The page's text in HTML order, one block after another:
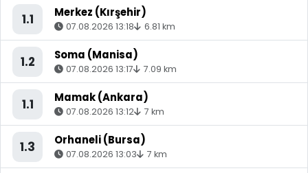
1.1 Merkez (Kırşehir)
07.08.2026 13:18 6.81 km
1.2 Soma (Manisa)
07.08.2026 13:17 7.09 km
1.1 Mamak (Ankara)
07.08.2026 13:12 7 km
1.3 Orhaneli (Bursa)
07.08.2026 13:03 7 km